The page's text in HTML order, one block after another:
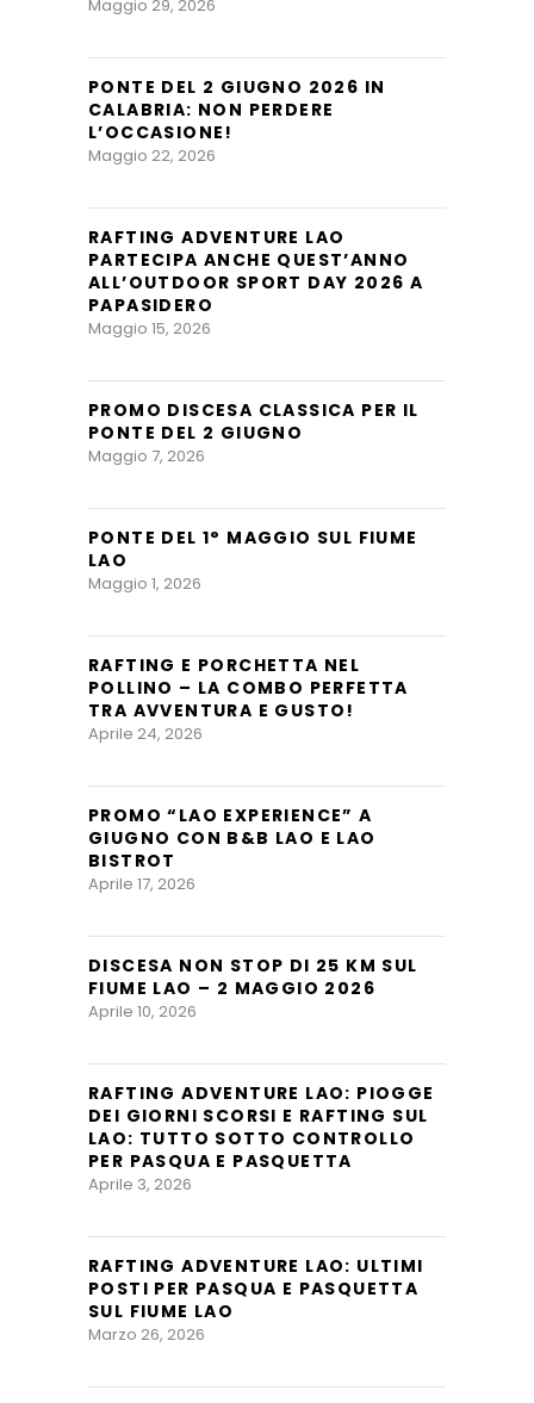
Maggio 29, 2026
PONTE DEL 2 GIUGNO 2026 IN
CALABRIA: NON PERDERE
L’OCCASIONE!
Maggio 22, 2026
RAFTING ADVENTURE LAO
PARTECIPA ANCHE QUEST’ANNO
ALL’OUTDOOR SPORT DAY 2026 A
PAPASIDERO
Maggio 15, 2026
PROMO DISCESA CLASSICA PER IL
PONTE DEL 2 GIUGNO
Maggio 7, 2026
PONTE DEL 1° MAGGIO SUL FIUME
LAO
Maggio 1, 2026
RAFTING E PORCHETTA NEL
POLLINO – LA COMBO PERFETTA
TRA AVVENTURA E GUSTO!
Aprile 24, 2026
PROMO “LAO EXPERIENCE” A
GIUGNO CON B&B LAO E LAO
BISTROT
Aprile 17, 2026
DISCESA NON STOP DI 25 KM SUL
FIUME LAO – 2 MAGGIO 2026
Aprile 10, 2026
RAFTING ADVENTURE LAO: PIOGGE
DEI GIORNI SCORSI E RAFTING SUL
LAO: TUTTO SOTTO CONTROLLO
PER PASQUA E PASQUETTA
Aprile 3, 2026
RAFTING ADVENTURE LAO: ULTIMI
POSTI PER PASQUA E PASQUETTA
SUL FIUME LAO
Marzo 26, 2026